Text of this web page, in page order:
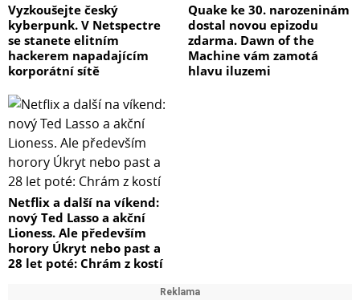
Vyzkoušejte český
kyberpunk. V Netspectre
se stanete elitním
hackerem napadajícím
korporátní sítě
Quake ke 30. narozeninám
dostal novou epizodu
zdarma. Dawn of the
Machine vám zamotá
hlavu iluzemi
Netflix a další na víkend:
nový Ted Lasso a akční
Lioness. Ale především
horory Úkryt nebo past a
28 let poté: Chrám z kostí